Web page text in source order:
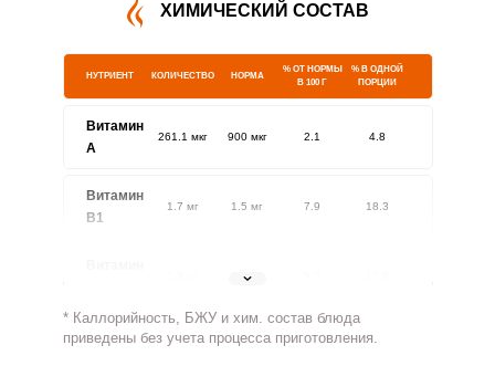
ХИМИЧЕСКИЙ СОСТАВ
НУТРИЕНТ КОЛИЧЕСТВО НОРМА
% ОТ НОРМЫ
В 100 Г
% В ОДНОЙ
ПОРЦИИ
Витамин
A
261.1 мкг 900 мкг 2.1 4.8
Витамин
В1
1.7 мг 1.5 мг 7.9 18.3
1.8 мг
Витамин
557.6 мг 500 мг 8 18.6
* Каллорийность, БЖУ и хим. состав блюда
приведены без учета процесса приготовления.